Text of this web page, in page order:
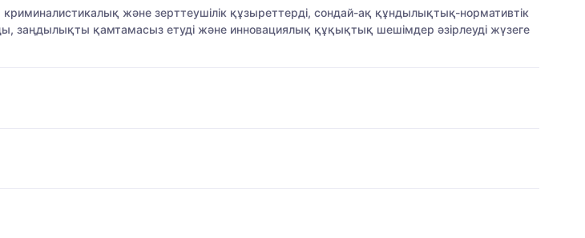
және зерттеушілік құзыреттерді, сондай-ақ құндылықтық-нормативтік
заңдылықты қамтамасыз етуді және инновациялық құқықтық шешімдер әзірлеуді жүзеге